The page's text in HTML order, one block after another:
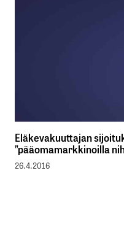
Eläkevakuuttajan
”pääomamarkkinoilla
26.4.2016